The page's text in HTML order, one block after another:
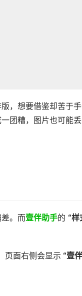
，想要借鉴却苦于
团糟，图片也可能
。而壹伴助手的 “样
页面右侧会显示 “壹